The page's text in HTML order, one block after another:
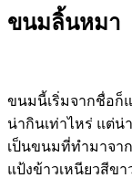
ขนมลิ้นหมา
ขนมนี้เริ่มจากชื่อก็
น่ากินเท่าไหร่ แต่น่
เป็นขนมที่ทำมาจา
แป้งข้าวเหนียวสีข